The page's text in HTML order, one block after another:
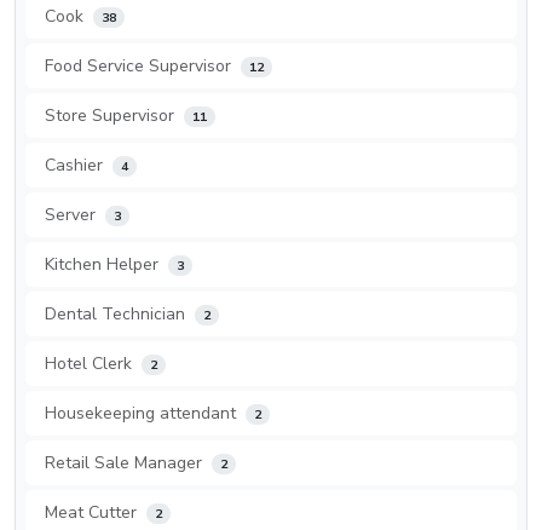
Cook 38
Food Service Supervisor 12
Store Supervisor 11
Cashier 4
Server 3
Kitchen Helper 3
Dental Technician 2
Hotel Clerk 2
Housekeeping attendant 2
Retail Sale Manager 2
Meat Cutter 2